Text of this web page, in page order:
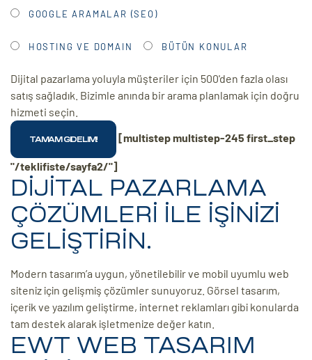
GOOGLE ARAMALAR (SEO)
HOSTING VE DOMAIN BÜTÜN KONULAR
Dijital pazarlama yoluyla müşteriler için 500'den fazla olası
satış sağladık. Bizimle anında bir arama planlamak için doğru
hizmeti seçin.
[multistep multistep-245 first_step
"/teklifiste/sayfa2/"]
DİJİTAL PAZARLAMA
ÇÖZÜMLERİ İLE İŞİNİZİ
GELİŞTİRİN.
Modern tasarım’a uygun, yönetilebilir ve mobil uyumlu web
siteniz için gelişmiş çözümler sunuyoruz. Görsel tasarım,
içerik ve yazılım geliştirme, internet reklamları gibi konularda
tam destek alarak işletmenize değer katın.
EWT WEB TASARIM